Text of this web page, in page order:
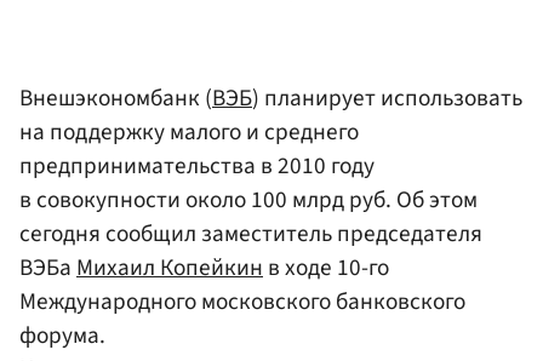
Внешэкономбанк (ВЭБ) планирует использовать
на поддержку малого и среднего
предпринимательства в 2010 году
в совокупности около 100 млрд руб. Об этом
сегодня сообщил заместитель председателя
ВЭБаМихаил Копейкинв ходе 10-го
Международного московского банковского
форума.